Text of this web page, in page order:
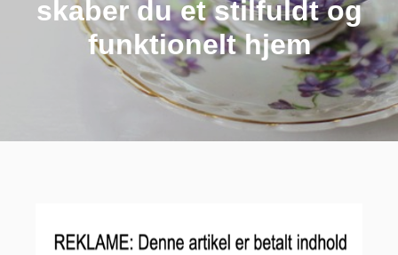
skaber du et stilfuldt og
funktionelt hjem